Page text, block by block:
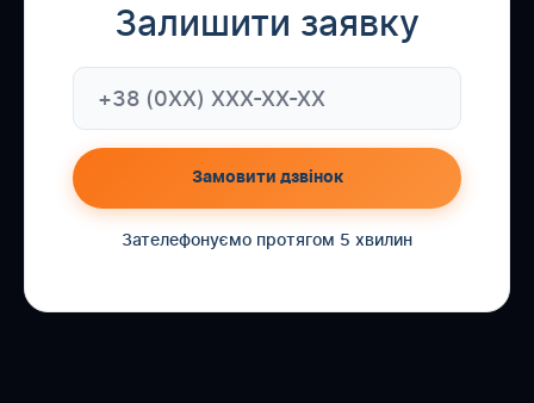
Залишити заявку
Замовити дзвінок
Зателефонуємо протягом 5 хвилин